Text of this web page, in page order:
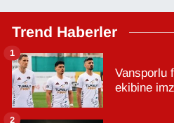
Trend Haberler
Vansporlu
ekibine
1
2